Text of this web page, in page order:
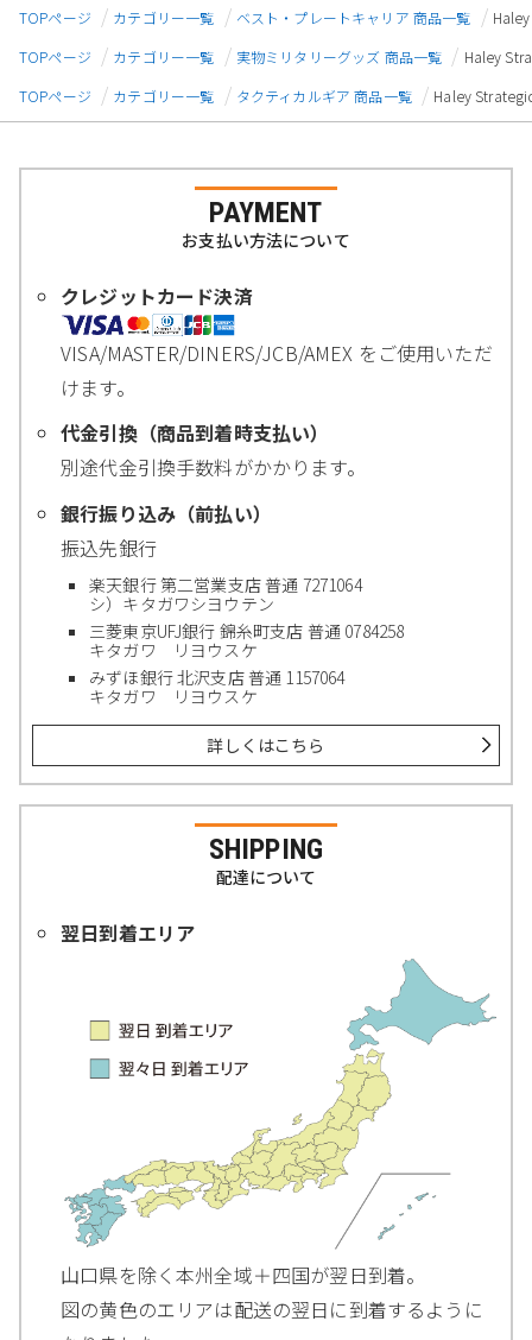
TOPページ
カテゴリー一覧 ベスト・プレートキャリア 商品一覧
TOPページ
カテゴリー一覧 実物ミリタリーグッズ 商品一覧
Haley
TOPページ
カテゴリー一覧 タクティカルギア 商品一覧 Haley
PAYMENT
お支払い方法について
クレジットカード決済
VISA/MASTER/DINERS/JCB/AMEX をご使用いただ
けます。
代金引換（商品到着時支払い）
別途代金引換手数料がかかります。
銀行振り込み（前払い）
振込先銀行
楽天銀行 第二営業支店 普通 7271064
シ）キタガワシヨウテン
三菱東京UFJ銀行 錦糸町支店 普通 0784258
キタガワ リヨウスケ
みずほ銀行 北沢支店 普通 1157064
キタガワ リヨウスケ
詳しくはこちら
SHIPPING
配達について
翌日到着エリア
山口県を除く本州全域＋四国が翌日到着。
図の黄色のエリアは配送の翌日に到着するように